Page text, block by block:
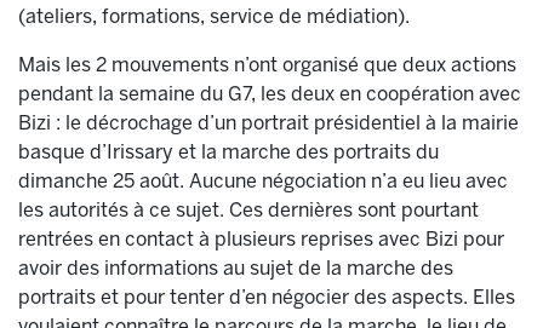
(ateliers, formations, service de médiation).
Mais les 2 mouvements n’ont organisé que deux actions
pendant la semaine du G7, les deux en coopération avec
Bizi : le décrochage d’un portrait présidentiel à la mairie
basque d’Irissary et la marche des portraits du
dimanche 25 août. Aucune négociation n’a eu lieu avec
les autorités à ce sujet. Ces dernières sont pourtant
rentrées en contact à plusieurs reprises avec Bizi pour
avoir des informations au sujet de la marche des
portraits et pour tenter d’en négocier des aspects. Elles